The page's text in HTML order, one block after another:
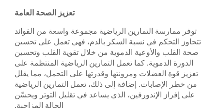
تعزيز الصحة العامة
توفر ممارسة التمارين الرياضية مجموعة واسعة من الفوائد
تتجاوز التحكم في نسبة السكر بالدم، فهي تعمل على تحسين
صحة القلب والأوعية الدموية من خلال تقوية القلب وتحسين
الدورة الدموية. كما تعمل التمارين الرياضية المنتظمة على
تعزيز قوة العضلات ومرونتها وقدرتها على التحمل، مما يقلل
من خطر الإصابات. إضافة إلى ذلك، تعمل التمارين الرياضية
على إفراز الإندورفين، الذي يساعد في تقليل التوتر ويحسّن
الحالة المزاجية.